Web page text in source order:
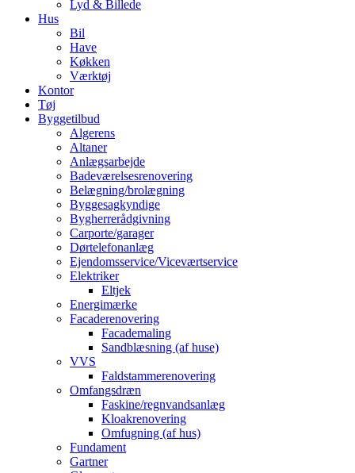
Lyd & Billede
Hus
Bil
Have
Køkken
Værktøj
Kontor
Tøj
Byggetilbud
Algerens
Altaner
Anlægsarbejde
Badeværelsesrenovering
Belægning/brolægning
Byggesagkyndige
Bygherrerådgivning
Carporte/garager
Dørtelefonanlæg
Ejendomsservice/Viceværtservice
Elektriker
Eltjek
Energimærke
Facaderenovering
Facademaling
Sandblæsning (af huse)
VVS
Faldstammerenovering
Omfangsdræn
Faskine/regnvandsanlæg
Kloakrenovering
Omfugning (af hus)
Fundament
Gartner